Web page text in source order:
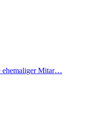
ehemaliger Mitar…